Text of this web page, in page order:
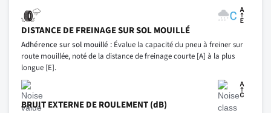
DISTANCE DE FREINAGE SUR SOL MOUILLÉ
Adhérence sur sol mouillé : Évalue la capacité du pneu à freiner sur
route mouillée, noté de la distance de freinage courte [A] à la plus
longue [E].
BRUIT EXTERNE DE ROULEMENT (dB)